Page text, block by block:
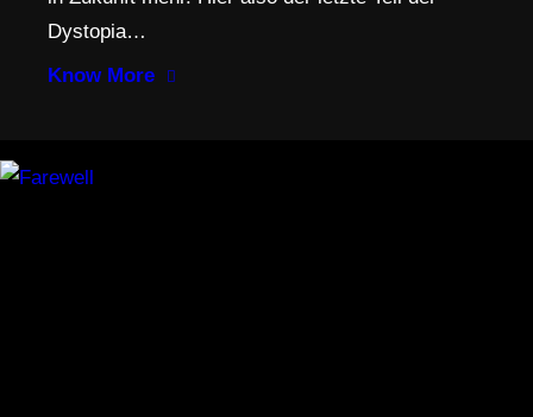
Dystopia…
Know More